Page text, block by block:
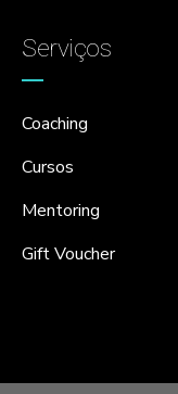
Serviços
Coaching
Cursos
Mentoring
Gift Voucher